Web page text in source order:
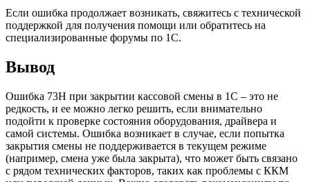
Если ошибка продолжает возникать, свяжитесь с технической
поддержкой для получения помощи или обратитесь на
специализированные форумы по 1С.
Вывод
Ошибка 73H при закрытии кассовой смены в 1С – это не
редкость, и ее можно легко решить, если внимательно
подойти к проверке состояния оборудования, драйвера и
самой системы. Ошибка возникает в случае, если попытка
закрытия смены не поддерживается в текущем режиме
(например, смена уже была закрыта), что может быть связано
с рядом технических факторов, таких как проблемы с ККМ